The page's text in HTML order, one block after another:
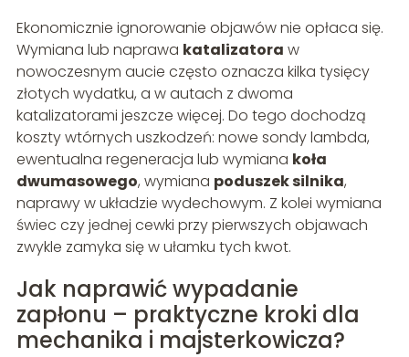
Ekonomicznie ignorowanie objawów nie opłaca się.
Wymiana lub naprawa katalizatora w
nowoczesnym aucie często oznacza kilka tysięcy
złotych wydatku, a w autach z dwoma
katalizatorami jeszcze więcej. Do tego dochodzą
koszty wtórnych uszkodzeń: nowe sondy lambda,
ewentualna regeneracja lub wymiana koła
dwumasowego, wymiana poduszek silnika,
naprawy w układzie wydechowym. Z kolei wymiana
świec czy jednej cewki przy pierwszych objawach
zwykle zamyka się w ułamku tych kwot.
Jak naprawić wypadanie
zapłonu – praktyczne kroki dla
mechanika i majsterkowicza?